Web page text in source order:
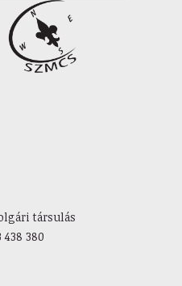
társulás
438 380